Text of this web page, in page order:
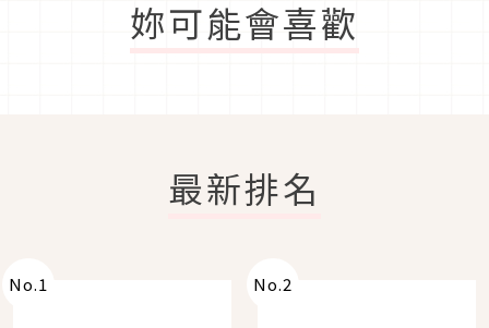
妳可能會喜歡
最新排名
No.1 No.2